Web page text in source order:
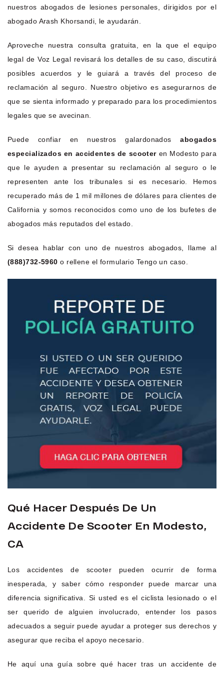
nuestros abogados de lesiones personales, dirigidos por el
abogado Arash Khorsandi, le ayudarán.
Aproveche nuestra consulta gratuita, en la que el equipo
legal de Voz Legal revisará los detalles de su caso, discutirá
posibles acuerdos y le guiará a través del proceso de
reclamación al seguro. Nuestro objetivo es asegurarnos de
que se sienta informado y preparado para los procedimientos
legales que se avecinan.
Puede confiar en nuestros galardonadosabogados
especializados en accidentes de scooteren Modesto para
que le ayuden a presentar su reclamación al seguro o le
representen ante los tribunales si es necesario. Hemos
recuperado más de 1 mil millones de dólares para clientes de
California y somos reconocidos como uno de los bufetes de
abogados más reputados del estado.
Si desea hablar con uno de nuestros abogados, llame al
(888)732-5960 o rellene el formulario Tengo un caso.
Qué Hacer Después De Un
Accidente De Scooter En Modesto,
CA
Los accidentes de scooter pueden ocurrir de forma
inesperada, y saber cómo responder puede marcar una
diferencia significativa. Si usted es el ciclista lesionado o el
ser querido de alguien involucrado, entender los pasos
adecuados a seguir puede ayudar a proteger sus derechos y
asegurar que reciba el apoyo necesario.
He aquí una guía sobre qué hacer tras un accidente de